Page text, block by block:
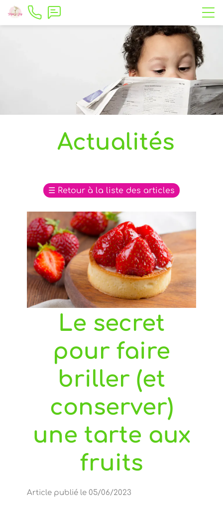
Actualités
☰ Retour à la liste des articles
Le secret
pour faire
briller (et
conserver)
une tarte aux
fruits
Article publié le 05/06/2023